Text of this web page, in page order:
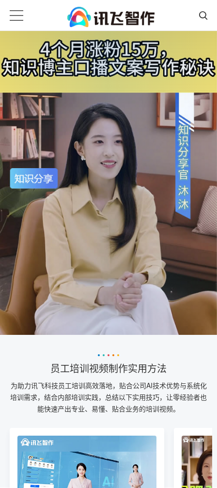
员工培训视频制作实用方法
为助力讯飞科技员工培训高效落地，贴合公司AI技术优势与系统化
培训需求，结合内部培训实践，总结以下实用技巧，让零经验者也
能快速产出专业、易懂、贴合业务的培训视频。